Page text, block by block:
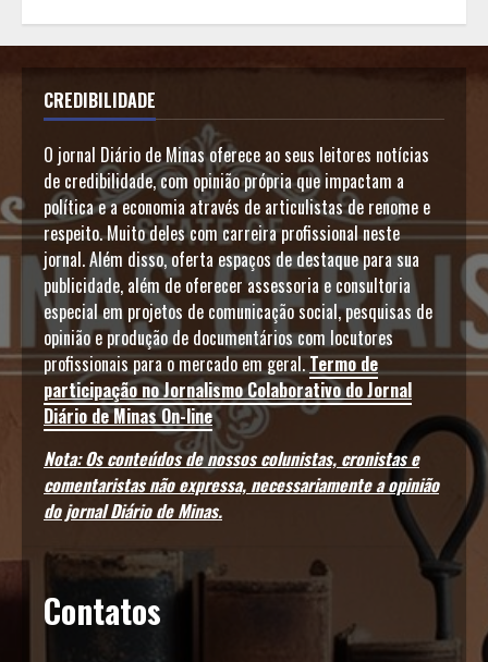
CREDIBILIDADE
O jornal Diário de Minas oferece ao seus leitores notícias
de credibilidade, com opinião própria que impactam a
política e a economia através de articulistas de renome e
respeito. Muito deles com carreira profissional neste
jornal. Além disso, oferta espaços de destaque para sua
publicidade, além de oferecer assessoria e consultoria
especial em projetos de comunicação social, pesquisas de
opinião e produção de documentários com locutores
profissionais para o mercado em geral.Termo de
participação no Jornalismo Colaborativo do Jornal
Diário de Minas On-line
Nota: Os conteúdos de nossos colunistas, cronistas e
comentaristas não expressa, necessariamente a opinião
do jornal Diário de Minas.
Contatos